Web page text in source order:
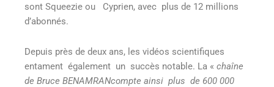
sont Squeezie ou Cyprien, avec plus de 12 millions
d’abonnés.
Depuis près de deux ans, les vidéos scientifiques
entament également un succès notable. La « chaîne
de Bruce BENAMRANcompte ainsi plus de 600 000